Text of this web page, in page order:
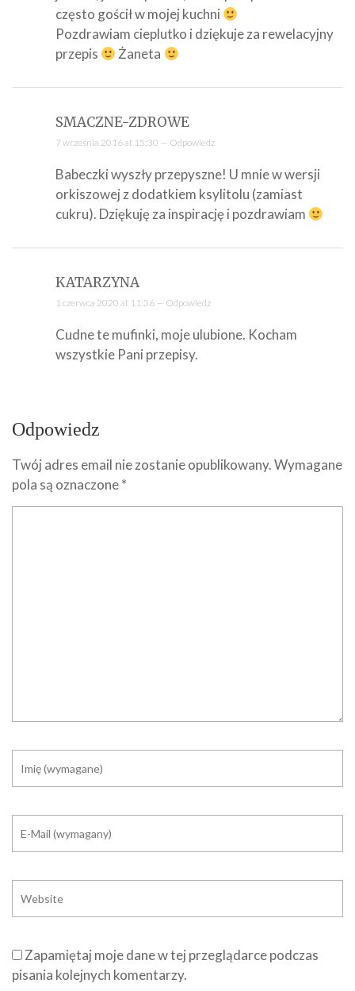
często gościł w mojej kuchni
Pozdrawiam cieplutko i dziękuje za rewelacyjny
przepis
Żaneta
SMACZNE-ZDROWE
7 września 2016 at 15:30 — Odpowiedz
Babeczki wyszły przepyszne! U mnie w wersji
orkiszowej z dodatkiem ksylitolu (zamiast
cukru). Dziękuję za inspirację i pozdrawiam
KATARZYNA
1 czerwca 2020 at 11:36 — Odpowiedz
Cudne te mufinki, moje ulubione. Kocham
wszystkie Pani przepisy.
Odpowiedz
Twój adres email nie zostanie opublikowany.Wymagane
pola są oznaczone*
Zapamiętaj moje dane w tej przeglądarce podczas
pisania kolejnych komentarzy.